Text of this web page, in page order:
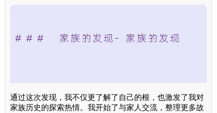
通过这次发现，我不仅更了解了自己的根，也激发了我对
家族历史的探索热情。我开始了与家人交流，整理更多故